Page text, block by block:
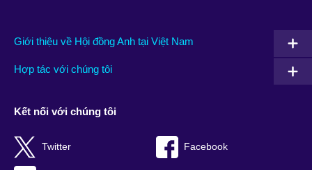
Giới thiệu về Hội đồng Anh tại Việt Nam
Hợp tác với chúng tôi
Kết nối với chúng tôi
Twitter Facebook